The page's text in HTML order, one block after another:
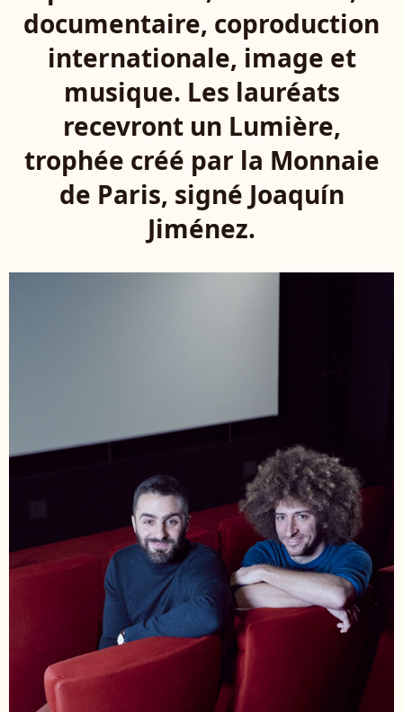
documentaire, coproduction
internationale, image et
musique. Les lauréats
recevront un Lumière,
trophée créé par la Monnaie
de Paris, signé Joaquín
Jiménez.